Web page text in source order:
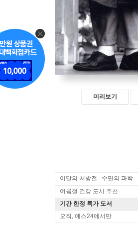
미리보기
이달의 처방전 : 수면의 과학
여름철 건강 도서 추천
기간 한정 특가 도서
오직, 예스24에서만